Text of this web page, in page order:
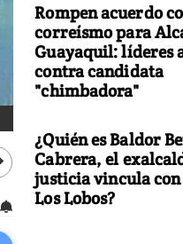
Rompen acuerdo
correísmo para
Guayaquil: líderes
contra candidata
"chimbadora"
¿Quién es Baldor
Cabrera, el
justicia vincula
Los Lobos?